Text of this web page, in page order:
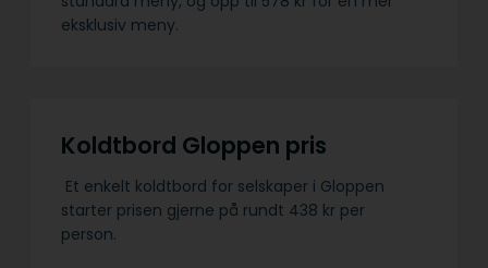
eksklusiv meny.
Koldtbord Gloppen pris
Et enkelt koldtbord for selskaper i Gloppen
starter prisen gjerne på rundt 438 kr per
person.